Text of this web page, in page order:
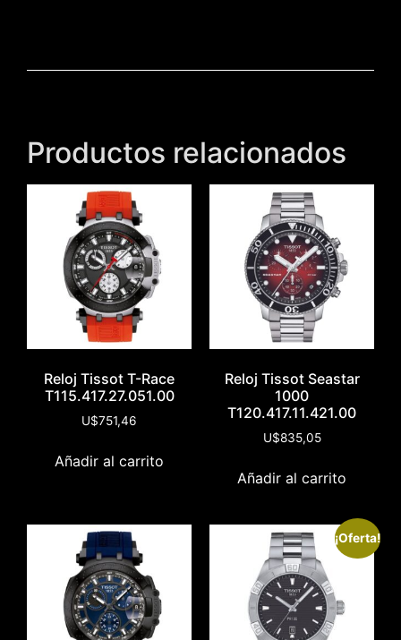
Productos relacionados
Reloj Tissot T-Race
T115.417.27.051.00
U$751,46
Añadir al carrito
Reloj Tissot Seastar
1000
T120.417.11.421.00
U$835,05
Añadir al carrito
¡Oferta!